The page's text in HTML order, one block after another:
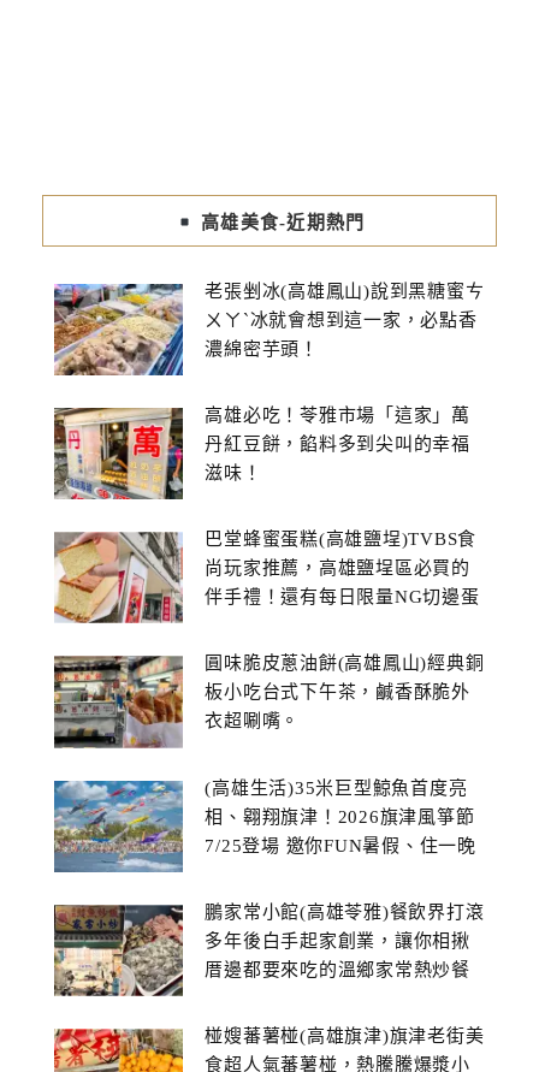
高雄美食-近期熱門
老張剉冰(高雄鳳山)說到黑糖蜜ㄘ
ㄨㄚˋ冰就會想到這一家，必點香
濃綿密芋頭！
高雄必吃！苓雅市場「這家」萬
丹紅豆餅，餡料多到尖叫的幸福
滋味！
巴堂蜂蜜蛋糕(高雄鹽埕)TVBS食
尚玩家推薦，高雄鹽埕區必買的
伴手禮！還有每日限量NG切邊蛋
圓味脆皮蔥油餅(高雄鳳山)經典銅
板小吃台式下午茶，鹹香酥脆外
衣超唰嘴。
(高雄生活)35米巨型鯨魚首度亮
相、翱翔旗津！2026旗津風箏節
7/25登場 邀你FUN暑假、住一晚
鵬家常小館(高雄苓雅)餐飲界打滾
多年後白手起家創業，讓你相揪
厝邊都要來吃的溫鄉家常熱炒餐
椪嫂蕃薯椪(高雄旗津)旗津老街美
食超人氣蕃薯椪，熱騰騰爆漿小